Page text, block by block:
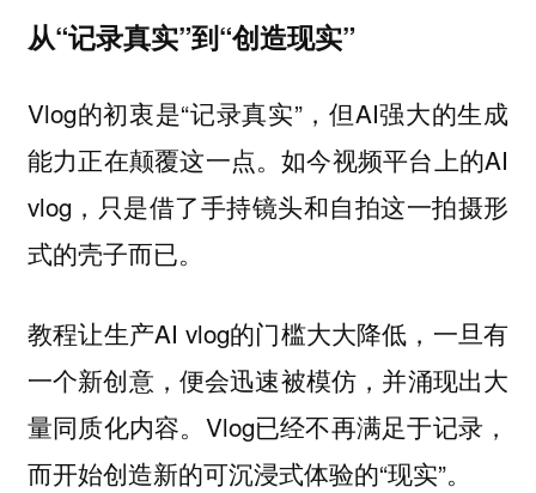
从“记录真实”到“创造现实”
Vlog的初衷是“记录真实”，但AI强大的生成
能力正在颠覆这一点。如今视频平台上的AI
vlog，只是借了手持镜头和自拍这一拍摄形
式的壳子而已。
教程让生产AI vlog的门槛大大降低，一旦有
一个新创意，便会迅速被模仿，并涌现出大
量同质化内容。Vlog已经不再满足于记录，
而开始创造新的可沉浸式体验的“现实”。